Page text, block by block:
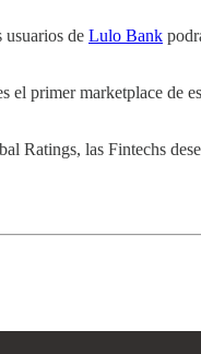
usuarios de Lulo Bank
el primer marketplace de
Ratings, las Fintechs